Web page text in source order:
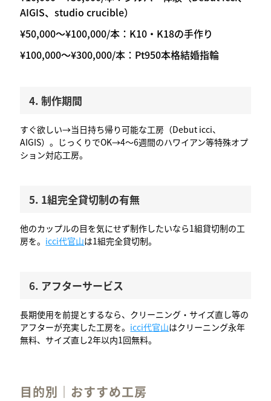
AIGIS、studio crucible）
¥50,000〜¥100,000/本：K10・K18の手作り
¥100,000〜¥300,000/本：Pt950本格結婚指輪
4. 制作期間
すぐ欲しい→当日持ち帰り可能な工房（Debut icci、
AIGIS）。じっくりでOK→4〜6週間のハワイアン等特殊オプ
ション対応工房。
5. 1組完全貸切制の有無
他のカップルの目を気にせず制作したいなら1組貸切制の工
房を。 icci代官山は1組完全貸切制。
6. アフターサービス
長期使用を前提とするなら、クリーニング・サイズ直し等の
アフターが充実した工房を。 icci代官山はクリーニング永年
無料、サイズ直し2年以内1回無料。
目的別｜おすすめ工房